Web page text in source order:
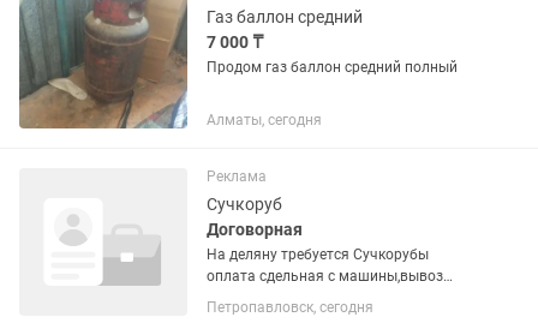
Количество...
Газ баллон средний
7 000 ₸
Продом газ баллон средний полный
Алматы, сегодня
Реклама
Сучкоруб
Договорная
На деляну требуется Сучкорубы
оплата сдельная с машины,вывоз
стабильный, погрузка трактором
......тут смс не читаю звоните
Петропавловск, сегодня